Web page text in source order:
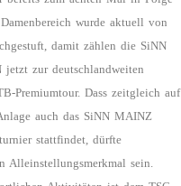
wurde aktuell von
damit zählen die SiNN
jetzt zur deutschlandweiten
Premiumtour. Dass zeitgleich auf
auch das SiNN MAINZ
stattfindet, dürfte
Alleinstellungsmerkmal sein.